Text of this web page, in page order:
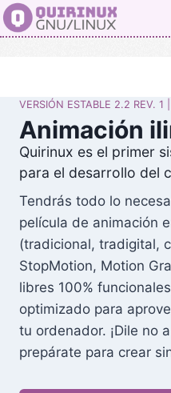
Saltar
al
VERSIÓN ESTABLE 2.2 REV.
Animación
Quirinux es el primer
para el desarrollo del
Tendrás todo lo
película de animación
(tradicional, tradigital,
StopMotion, Motion
libres 100%
optimizado para
tu ordenador. ¡Dile no
prepárate para crear